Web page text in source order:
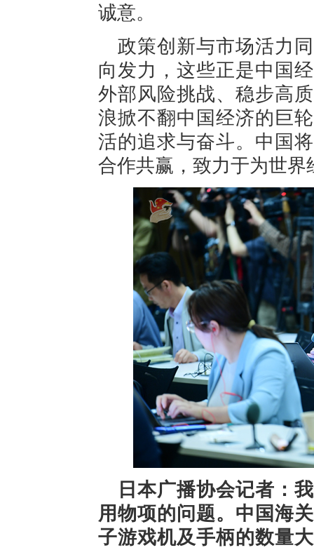
诚意。
政策创新与市场活力
向发力，这些正是中国
外部风险挑战、稳步高
浪掀不翻中国经济的巨
活的追求与奋斗。中国
合作共赢，致力于为世界
日本广播协会记者：
用物项的问题。中国海
子游戏机及手柄的数量